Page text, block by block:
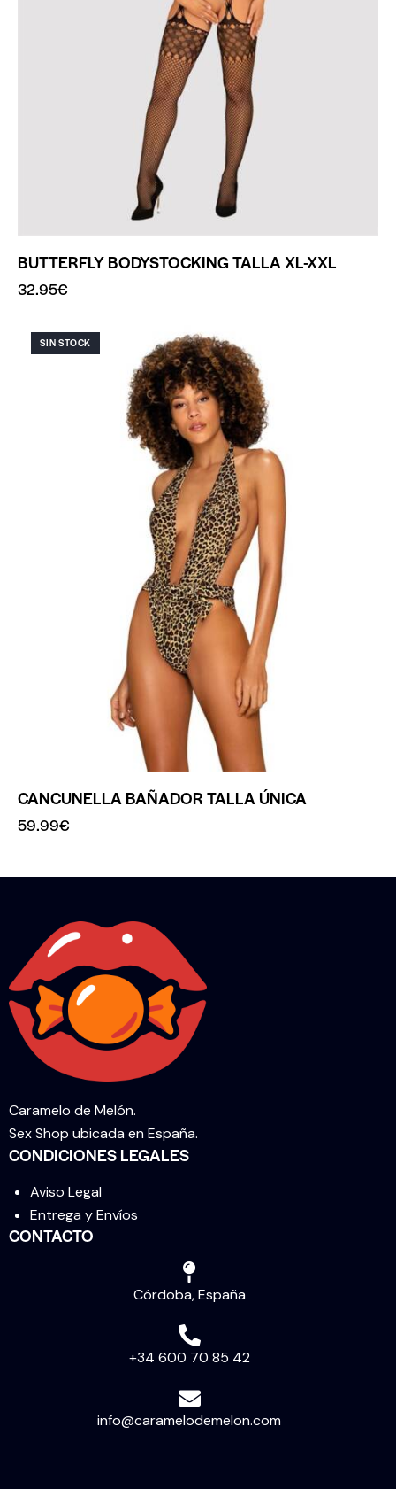
BUTTERFLY BODYSTOCKING TALLA XL-XXL
32.95€
SIN STOCK
CANCUNELLA BAÑADOR TALLA ÚNICA
59.99€
Caramelo de Melón.
Sex Shop ubicada en España.
CONDICIONES LEGALES
Aviso Legal
Entrega y Envíos
CONTACTO
Córdoba, España
+34 600 70 85 42
info@caramelodemelon.com